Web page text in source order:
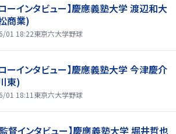
ーインタビュー】慶應義塾大学 渡辺和大
商業)
01 18:22東京六大学野球
ーインタビュー】慶應義塾大学 今津慶介
東)
01 18:11 東京六大学野球
督インタビュー】慶應義塾大学 堀井哲也